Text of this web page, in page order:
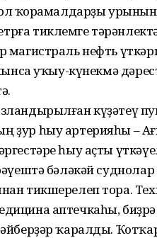
ҡорамалдарҙы
тиклемге
магистраль нефть
уҡыу-күнекмә
күҙәтеү
ҙур һыу артерияһы –
һыу аҫты
бәләкәй
тикшерелеп тора.
аптечкаһы, биҙрә
әйберҙәр ҡаралды.